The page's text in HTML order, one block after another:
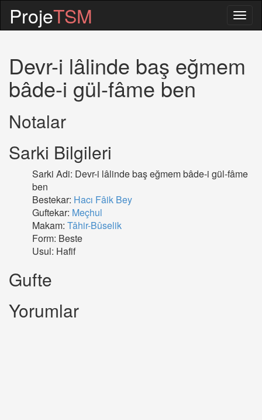
ProjeTSM
Devr-i lâlinde baş eğmem
bâde-i gül-fâme ben
Notalar
Sarki Bilgileri
Sarki Adi: Devr-i lâlinde baş eğmem bâde-i gül-fâme
ben
Bestekar: Hacı Fâik Bey
Guftekar: Meçhul
Makam: Tâhir-Bûselik
Form: Beste
Usul: Hafif
Gufte
Yorumlar